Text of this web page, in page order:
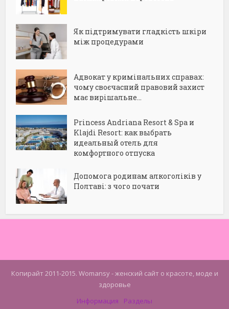
Як підтримувати гладкість шкіри
між процедурами
Адвокат у кримінальних справах:
чому своєчасний правовий захист
має вирішальне...
Princess Andriana Resort & Spa и
Klajdi Resort: как выбрать
идеальный отель для
комфортного отпуска
Допомога родинам алкоголіків у
Полтаві: з чого почати
Копирайт 2011-2015. Womansy - женский сайт о красоте, моде и
здоровье
Информация
Разделы